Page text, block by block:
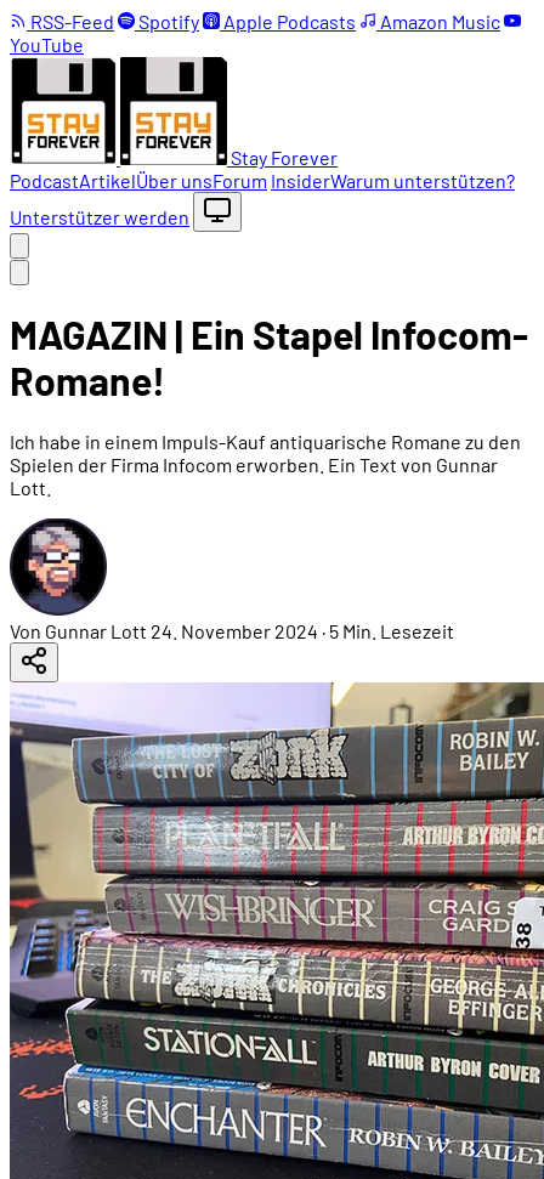
RSS-Feed Spotify Apple Podcasts
Amazon Music
YouTube
Stay Forever
PodcastArtikelÜber unsForum InsiderWarum unterstützen?
Unterstützer werden
MAGAZIN | Ein Stapel Infocom-
Romane!
Ich habe in einem Impuls-Kauf antiquarische Romane zu den
Spielen der Firma Infocom erworben. Ein Text von Gunnar
Lott.
Von Gunnar Lott 24. November 2024 · 5 Min. Lesezeit